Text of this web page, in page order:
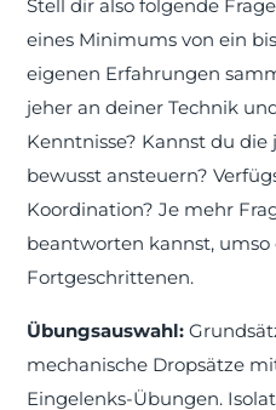
Stell dir also folgende
eines Minimums von ein
eigenen Erfahrungen
jeher an deiner Technik
Kenntnisse? Kannst du
bewusst ansteuern?
Koordination? Je mehr
beantworten kannst, umso
Fortgeschrittenen.
Übungsauswahl:
mechanische Dropsätze
Eingelenks-Übungen.